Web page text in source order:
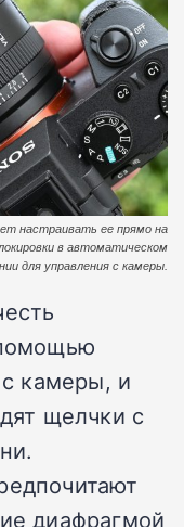
настраивать ее прямо на
в автоматическом
для управления с камеры.
камеры, и
щелчки с
диафрагмой